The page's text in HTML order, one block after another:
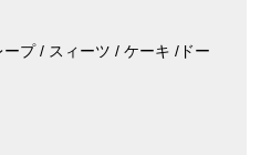
プ / スィーツ / ケーキ /ドー